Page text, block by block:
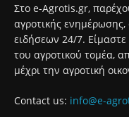
Στο e-Agrotis.gr,
αγροτικής
ειδήσεων 24/7.
του αγροτικού τομέα,
μέχρι την αγροτική
Contact us: info@e-